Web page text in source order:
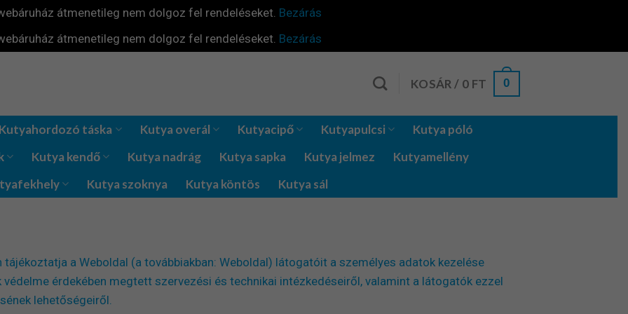
átmenetileg nem dolgoz fel rendeléseket. Bezárás
átmenetileg nem dolgoz fel rendeléseket. Bezárás
KOSÁR / 0 FT 0
Kutyahordozó táska Kutya overál Kutyacipő Kutyapulcsi
Kutya póló
Kutya kendő Kutya nadrág Kutya sapka Kutya jelmez
Kutyamellény
Kutya szoknya Kutya köntös Kutya sál
a Weboldal (a továbbiakban: Weboldal) látogatóit a személyes adatok kezelése
érdekében megtett szervezési és technikai intézkedéseiről, valamint a látogatók ezzel
lehetőségeiről.